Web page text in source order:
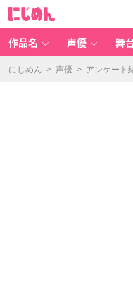
朗
ア
作品名 声優 舞
にじめん > 声優 > アンケート